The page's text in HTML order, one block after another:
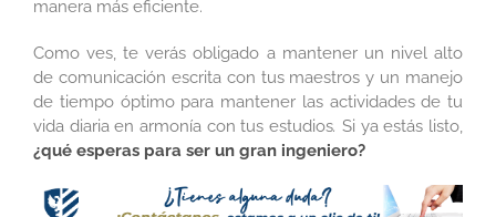
manera más eficiente.
Como ves, te verás obligado a mantener un nivel alto
de comunicación escrita con tus maestros y un manejo
de tiempo óptimo para mantener las actividades de tu
vida diaria en armonía con tus estudios. Si ya estás listo,
¿qué esperas para ser un gran ingeniero?